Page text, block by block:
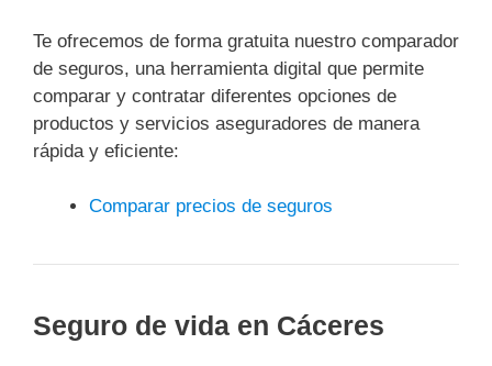
Te ofrecemos de forma gratuita nuestro comparador
de seguros, una herramienta digital que permite
comparar y contratar diferentes opciones de
productos y servicios aseguradores de manera
rápida y eficiente:
Comparar precios de seguros
Seguro de vida en Cáceres